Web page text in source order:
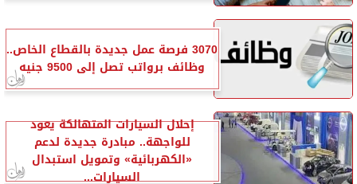
3070 فرصة عمل جديدة بالقطاع الخاص..
وظائف برواتب تصل إلى 9500 جنيه
إحلال السيارات المتهالكة يعود
للواجهة.. مبادرة جديدة لدعم
«الكهربائية» وتمويل استبدال
السيارات...